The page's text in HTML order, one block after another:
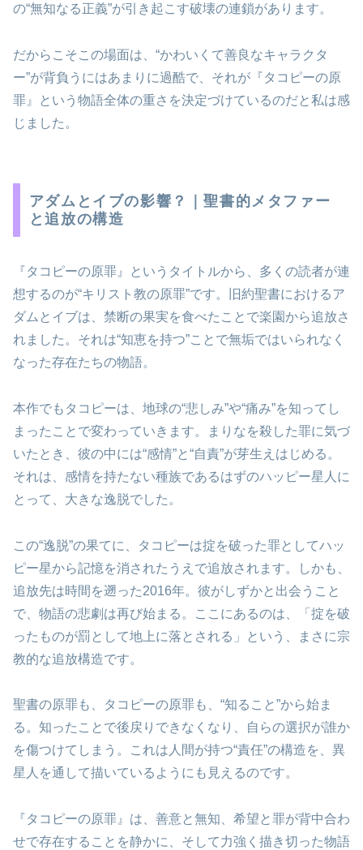
の“無知なる正義”が引き起こす破壊の連鎖があります。
だからこそこの場面は、“かわいくて善良なキャラクタ
ー”が背負うにはあまりに過酷で、それが『タコピーの原
罪』という物語全体の重さを決定づけているのだと私は感
じました。
アダムとイブの影響？｜聖書的メタファー
と追放の構造
『タコピーの原罪』というタイトルから、多くの読者が連
想するのが“キリスト教の原罪”です。旧約聖書におけるア
ダムとイブは、禁断の果実を食べたことで楽園から追放さ
れました。それは“知恵を持つ”ことで無垢ではいられなく
なった存在たちの物語。
本作でもタコピーは、地球の“悲しみ”や“痛み”を知ってし
まったことで変わっていきます。まりなを殺した罪に気づ
いたとき、彼の中には“感情”と“自責”が芽生えはじめる。
それは、感情を持たない種族であるはずのハッピー星人に
とって、大きな逸脱でした。
この“逸脱”の果てに、タコピーは掟を破った罪としてハッ
ピー星から記憶を消されたうえで追放されます。しかも、
追放先は時間を遡った2016年。彼がしずかと出会うこと
で、物語の悲劇は再び始まる。ここにあるのは、「掟を破
ったものが罰として地上に落とされる」という、まさに宗
教的な追放構造です。
聖書の原罪も、タコピーの原罪も、“知ること”から始ま
る。知ったことで後戻りできなくなり、自らの選択が誰か
を傷つけてしまう。これは人間が持つ“責任”の構造を、異
星人を通して描いているようにも見えるのです。
『タコピーの原罪』は、善意と無知、希望と罪が背中合わ
せで存在することを静かに、そして力強く描き切った物語